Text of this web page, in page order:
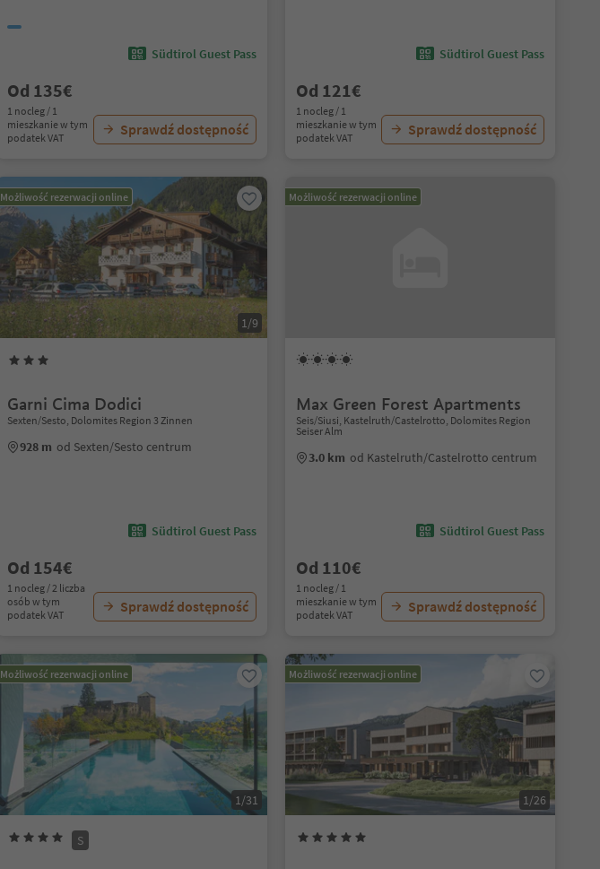
Südtirol Guest Pass
Od 135€
1 nocleg / 1
mieszkanie w tym
podatek VAT
Sprawdź dostępność
Südtirol Guest Pass
Od 121€
1 nocleg / 1
mieszkanie w tym
podatek VAT
Sprawdź dostępność
Możliwość rezerwacji online
1/9
Garni Cima Dodici
Sexten/Sesto, Dolomites Region 3 Zinnen
928 m od Sexten/Sesto centrum
Südtirol Guest Pass
Od 154€
1 nocleg / 2 liczba
osób w tym
podatek VAT
Sprawdź dostępność
Możliwość rezerwacji online
Max Green Forest Apartments
Seis/Siusi, Kastelruth/Castelrotto, Dolomites Region
Seiser Alm
3.0 km od Kastelruth/Castelrotto centrum
Südtirol Guest Pass
Od 110€
1 nocleg / 1
mieszkanie w tym
podatek VAT
Sprawdź dostępność
Możliwość rezerwacji online
1/31
S
Możliwość rezerwacji online
1/26